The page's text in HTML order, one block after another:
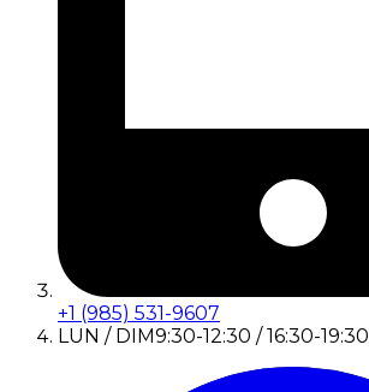
+1 (985) 531-9607
LUN / DIM9:30-12:30 / 16:30-19:30